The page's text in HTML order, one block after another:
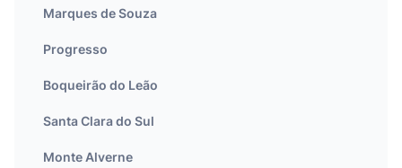
Marques de Souza
Progresso
Boqueirão do Leão
Santa Clara do Sul
Monte Alverne